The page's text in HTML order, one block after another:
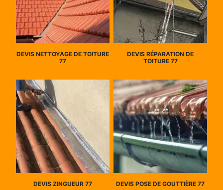
DEVIS NETTOYAGE DE TOITURE
77
DEVIS RÉPARATION DE
TOITURE 77
DEVIS ZINGUEUR 77 DEVIS POSE DE GOUTTIÈRE 77